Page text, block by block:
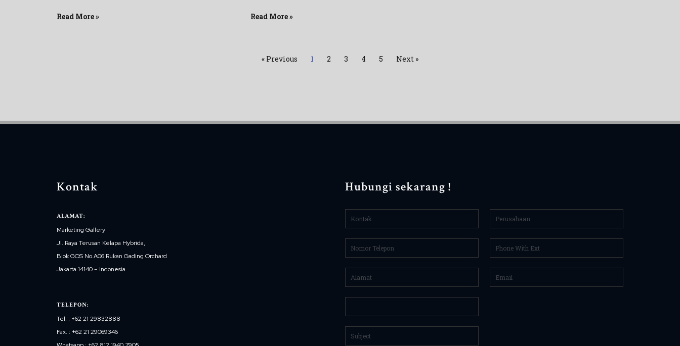
Read More » Read More »
« Previous 1 2 3 4 5 Next »
Kontak
ALAMAT:
Marketing Gallery
Jl. Raya Terusan Kelapa Hybrida,
Blok GOS No.A06 Rukan Gading Orchard
Jakarta 14140 – Indonesia
TELEPON:
Tel. : +62 21 29832888
Fax. : +62 21 29069346
Hubungi sekarang !